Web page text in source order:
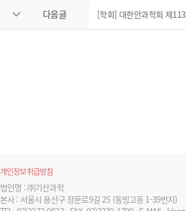
다음글 [학회] 대한안과학회 제
개인정보취급방침
법인명 : ㈜기산과학
본사 : 서울시 용산구 장문로9길 25 (동빙고동 1-39번지)